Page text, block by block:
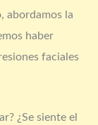
abordamos la
haber
faciales
¿Se siente el